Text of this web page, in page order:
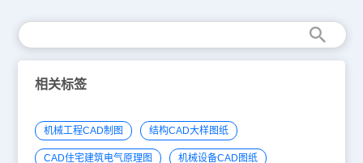
相关标签
机械工程CAD制图 结构CAD大样图纸
CAD住宅建筑电气原理图 机械设备CAD图纸